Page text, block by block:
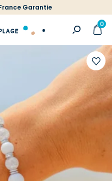
Garantie
0
votre